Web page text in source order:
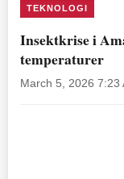
TEKNOLOGI
Insektkrise i
temperaturer
March 5, 2026 7:23